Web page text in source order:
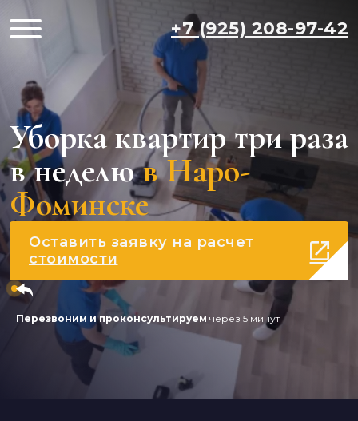
+7 (925) 208-97-42
Уборка квартир три раза
в неделюв Наро-
Фоминске
Оставить заявку на расчет
стоимости
Перезвоним и проконсультируем через 5 минут